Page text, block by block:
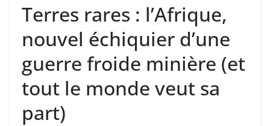
Terres rares : l’Afrique,
nouvel échiquier d’une
guerre froide minière (et
tout le monde veut sa
part)